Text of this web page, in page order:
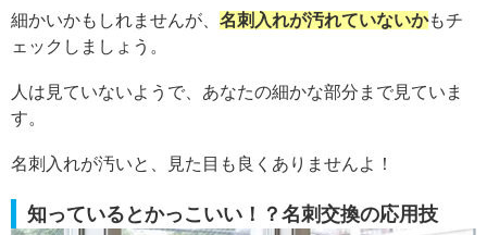
細かいかもしれませんが、 名刺入れが汚れていないかもチ
ェックしましょう。
人は見ていないようで、あなたの細かな部分まで見ていま
す。
名刺入れが汚いと、見た目も良くありませんよ！
知っているとかっこいい！？名刺交換の応用技